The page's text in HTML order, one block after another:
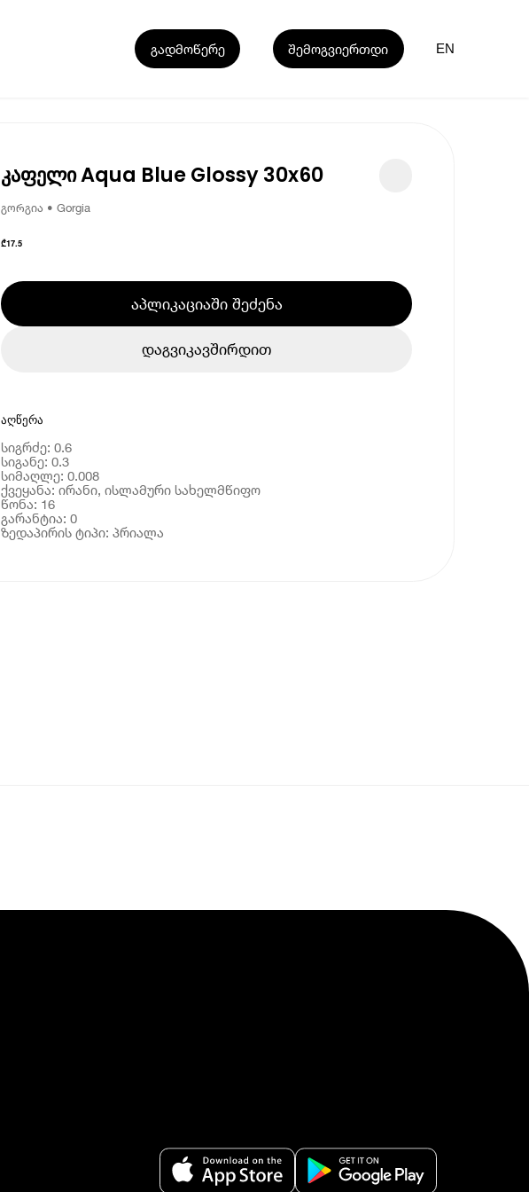
გადმოწერე შემოგვიერთდი EN
კაფელი Aqua Blue Glossy 30x60
გორგია • Gorgia
₾17.5
აპლიკაციაში შეძენა
დაგვიკავშირდით
აღწერა
სიგრძე: 0.6
სიგანე: 0.3
სიმაღლე: 0.008
ქვეყანა: ირანი, ისლამური სახელმწიფო
წონა: 16
გარანტია: 0